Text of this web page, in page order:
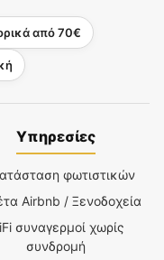
από 70€
Υπηρεσίες
φωτιστικών
Airbnb / Ξενοδοχεία
συναγερμοί χωρίς
συνδρομή